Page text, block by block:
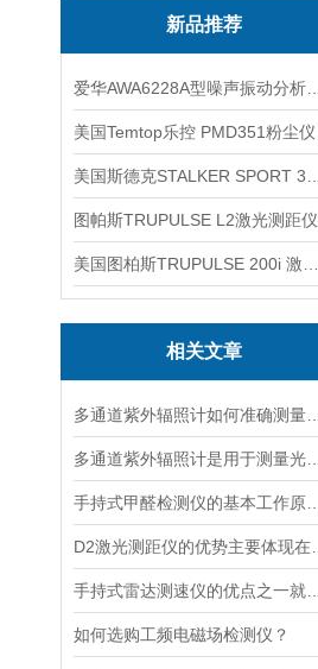
新品推荐
图帕斯TRUPULSE L2激光测距仪
相关文章
如何选购工频电磁场检测仪？